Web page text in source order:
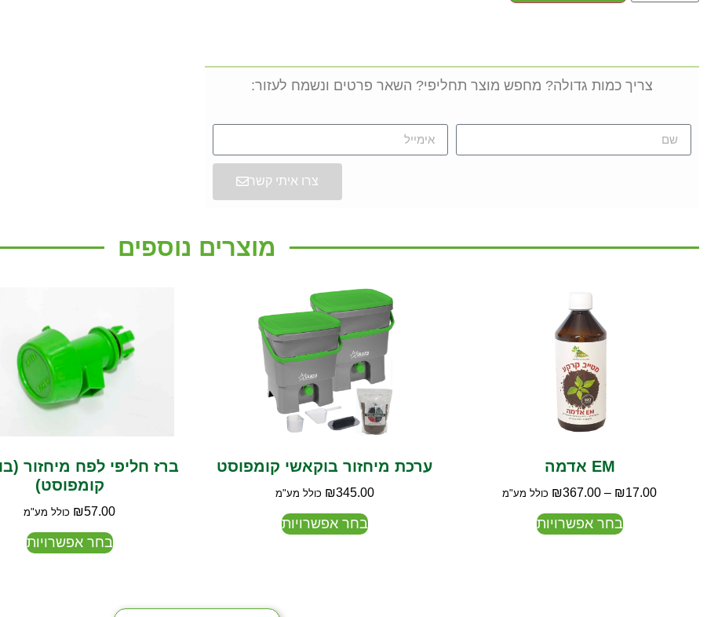
צריך כמות גדולה? מחפש מוצר תחליפי? השאר פרטים ונשמח לעזור:
צרו איתי קשר
מוצרים נוספים
EM אדמה
₪17.00
–
₪367.00 כולל מע"מ
בחר אפשרויות
ערכת מיחזור בוקאשי קומפוסט
₪345.00 כולל מע"מ
בחר אפשרויות
ברז חליפי לפח מיחזור
קומפוסט)
₪57.00 כולל מע"מ
בחר אפשרויות